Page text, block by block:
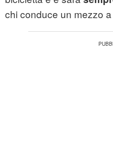
chi conduce un mezzo a